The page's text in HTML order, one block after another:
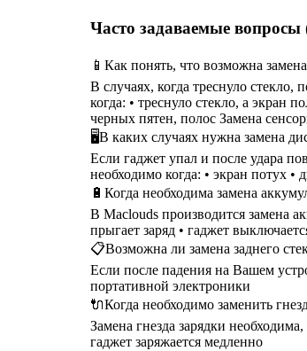
Часто задаваемые вопросы
📱Как понять, что возможна замена
В случаях, когда треснуло
когда: • треснуло стекло, а экран
черных пятен, полос Замена
🖥В каких случаях нужна замена
Если гаджет упал и после удара
необходимо когда: • экран потух
🔋Когда необходима замена
В Maclouds производится замена
прыгает заряд • гаджет
📋Возможна ли замена заднего
Если после падения на Вашем
портативной электроники
🔌Когда необходимо заменить
Замена гнезда зарядки
гаджет заряжается медленно